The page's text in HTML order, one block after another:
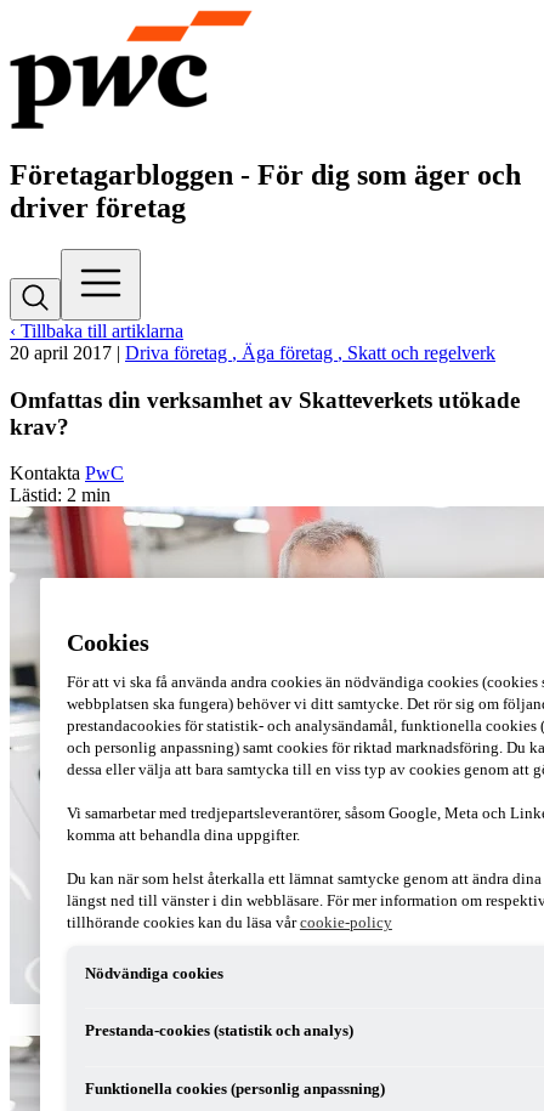
Företagarbloggen - För dig som äger och
driver företag
‹ Tillbaka till artiklarna
20 april 2017 | Driva företag , Äga företag , Skatt och regelverk
Omfattas din verksamhet av Skatteverkets utökade
krav?
Kontakta PwC
Lästid: 2 min
Cookies
För att vi ska få använda andra cookies än nödvändiga cookies (cookies
webbplatsen ska fungera) behöver vi ditt samtycke. Det rör sig om
prestandacookies för statistik- och analysändamål, funktionella
och personlig anpassning) samt cookies för riktad marknadsföring. Du
dessa eller välja att bara samtycka till en viss typ av cookies genom att
Vi samarbetar med tredjepartsleverantörer, såsom Google, Meta och
komma att behandla dina uppgifter.
Du kan när som helst återkalla ett lämnat samtycke genom att ändra
längst ned till vänster i din webbläsare. För mer information om
tillhörande cookies kan du läsa vårcookie-policy
Nödvändiga cookies
Prestanda-cookies (statistik och analys)
Funktionella cookies (personlig anpassning)